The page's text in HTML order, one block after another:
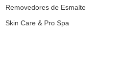
Removedores de Esmalte
Skin Care & Pro Spa